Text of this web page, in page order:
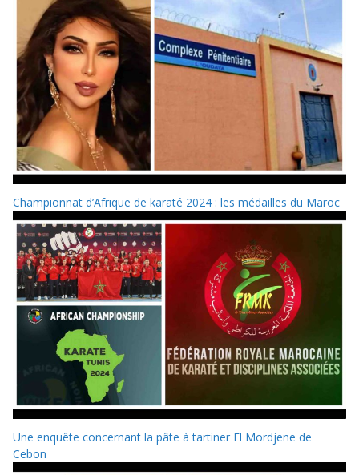
Championnat d’Afrique de karaté 2024 : les médailles du Maroc
Une enquête concernant la pâte à tartiner El Mordjene de
Cebon